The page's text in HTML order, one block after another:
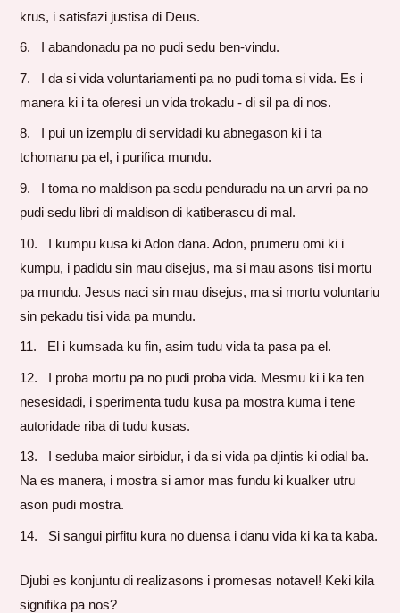
krus, i satisfazi justisa di Deus.
I abandonadu pa no pudi sedu ben-vindu.
I da si vida voluntariamenti pa no pudi toma si vida. Es i
manera ki i ta oferesi un vida trokadu - di sil pa di nos.
I pui un izemplu di servidadi ku abnegason ki i ta
tchomanu pa el, i purifica mundu.
I toma no maldison pa sedu penduradu na un arvri pa no
pudi sedu libri di maldison di katiberascu di mal.
I kumpu kusa ki Adon dana. Adon, prumeru omi ki i
kumpu, i padidu sin mau disejus, ma si mau asons tisi mortu
pa mundu. Jesus naci sin mau disejus, ma si mortu voluntariu
sin pekadu tisi vida pa mundu.
El i kumsada ku fin, asim tudu vida ta pasa pa el.
I proba mortu pa no pudi proba vida. Mesmu ki i ka ten
nesesidadi, i sperimenta tudu kusa pa mostra kuma i tene
autoridade riba di tudu kusas.
I seduba maior sirbidur, i da si vida pa djintis ki odial ba.
Na es manera, i mostra si amor mas fundu ki kualker utru
ason pudi mostra.
Si sangui pirfitu kura no duensa i danu vida ki ka ta kaba.
Djubi es konjuntu di realizasons i promesas notavel! Keki kila
signifika pa nos?